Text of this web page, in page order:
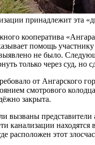
принадлежит эта
кооператива
помощь
не было.
только через суд, но
от Ангарского
смотрового
закрыта.
вызваны
канализации
расположен этот